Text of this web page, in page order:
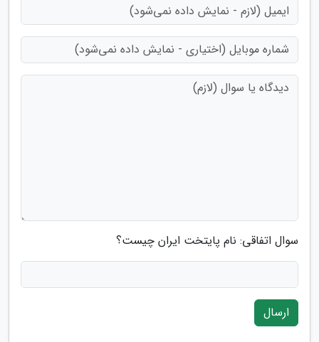
سوال اتفاقی: نام پایتخت ایران چیست؟
ارسال